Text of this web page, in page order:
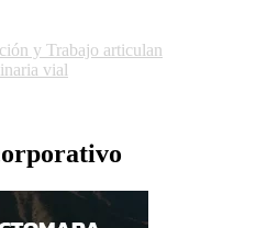
y Trabajo articulan
vial